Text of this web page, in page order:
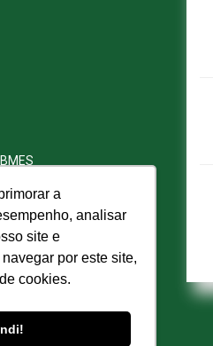
a
analisar
site e
por este site,
cookies.